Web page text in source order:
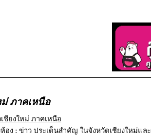
ภาคเหนือ
ชียงใหม่ ภาคเหนือ
อง : ข่าว ประเด็นสำคัญ ในจังหวัดเชียงใหม่และ